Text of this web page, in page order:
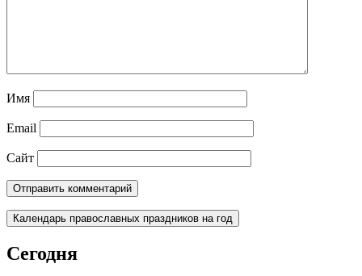
Имя
Email
Сайт
Календарь православных праздников на год
Сегодня